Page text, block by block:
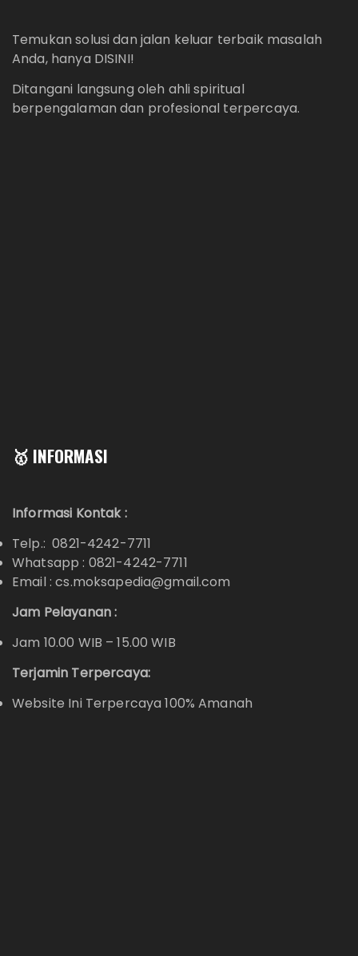
Temukan solusi dan jalan keluar terbaik masalah
Anda, hanya DISINI!
Ditangani langsung oleh ahli spiritual
berpengalaman dan profesional terpercaya.
🥇 INFORMASI
Informasi Kontak :
Telp.: 0821-4242-7711
Whatsapp : 0821-4242-7711
Email : cs.moksapedia@gmail.com
Jam Pelayanan :
Jam 10.00 WIB – 15.00 WIB
Terjamin Terpercaya:
Website Ini Terpercaya 100% Amanah